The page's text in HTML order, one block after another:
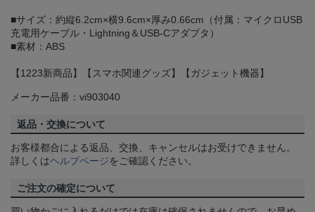
■サイズ：約縦6.2cm×横9.6cm×厚み0.66cm（付属：マイクロUSB
充電用ケーブル・Lightning＆USB-Cアダプタ）
■素材：ABS
【1223新商品】【スマホ関連グッズ】【ガジェット機器】
メーカー品番：vi903040
返品・交換について
お客様都合による返品、交換、キャンセルはお受けできません。
詳しくはヘルプページをご確認ください。
ご注文の確定について